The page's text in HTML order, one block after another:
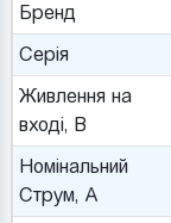
Бренд
Серія
Живлення на
вході, В
Номінальний
Струм, A